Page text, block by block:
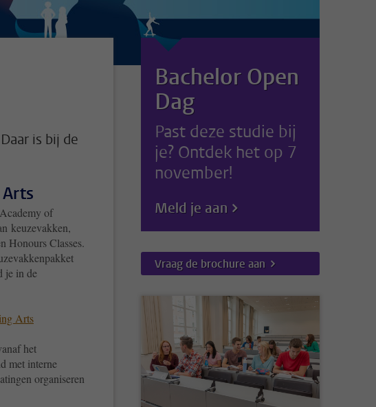
is bij de
of
keuzevakken,
Honours Classes.
je in de
Arts
het
met interne
organiseren
Bachelor Open
Dag
Past deze studie bij
je? Ontdek het op 7
november!
Meld je aan
Vraag de brochure aan